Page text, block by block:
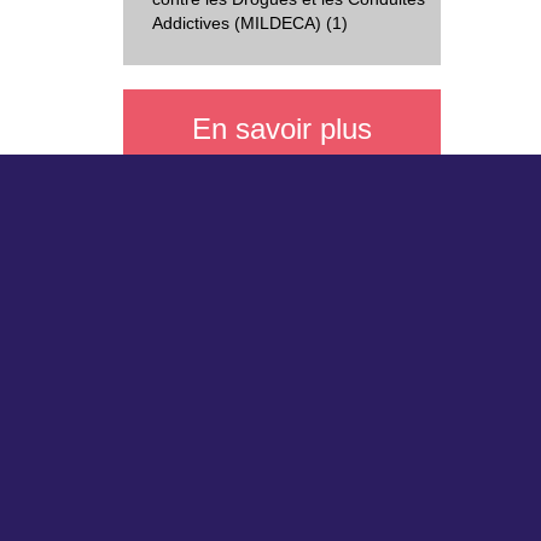
Addictives (MILDECA) (1)
En savoir plus